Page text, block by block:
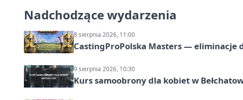
Nadchodzące wydarzenia
8 sierpnia 2026, 11:00
CastingProPolska Masters — eliminacje
9 sierpnia 2026, 10:30
Kurs samoobrony dla kobiet w